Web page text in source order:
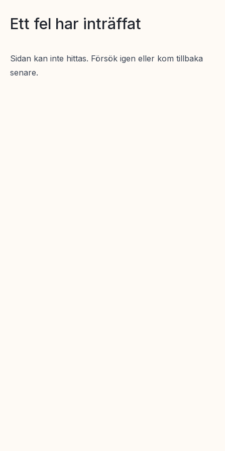
Ett fel har inträffat
Sidan kan inte hittas. Försök igen eller kom tillbaka
senare.